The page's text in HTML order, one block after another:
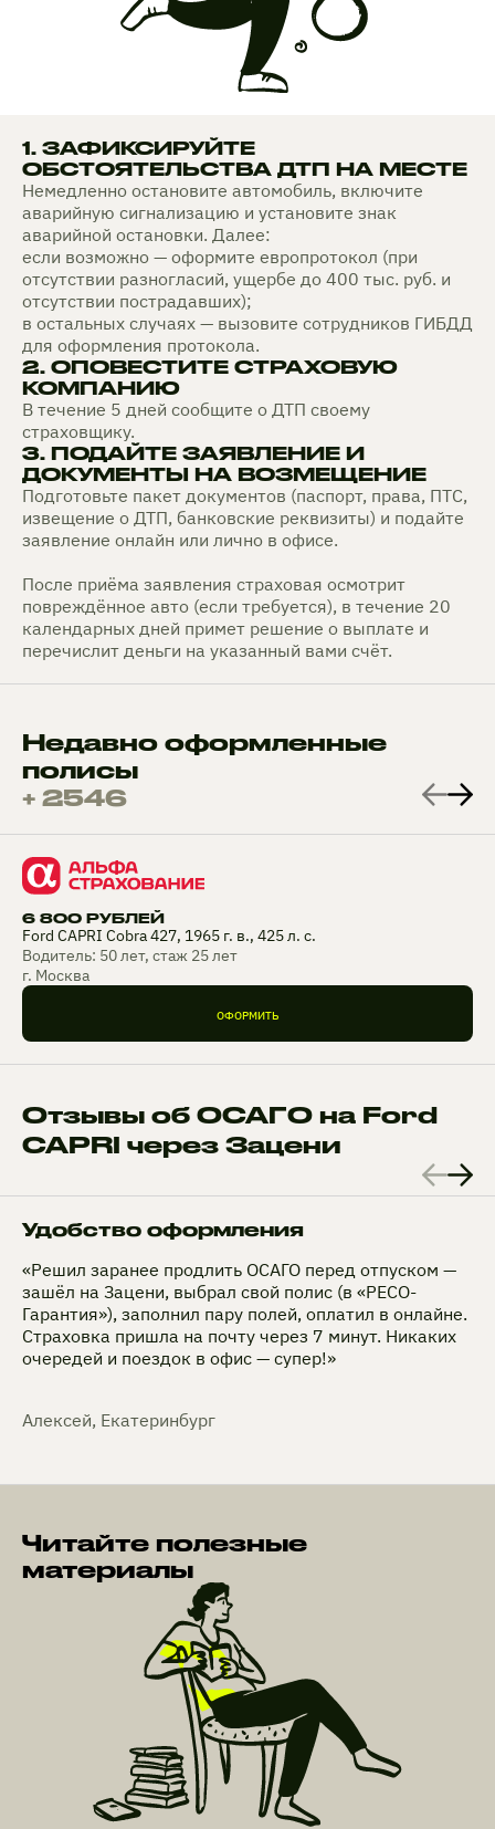
1. ЗАФИКСИРУЙТЕ
ОБСТОЯТЕЛЬСТВА ДТП НА МЕСТЕ
Немедленно остановите автомобиль, включите
аварийную сигнализацию и установите знак
аварийной остановки. Далее:
если возможно — оформите европротокол (при
отсутствии разногласий, ущербе до 400 тыс. руб. и
отсутствии пострадавших);
в остальных случаях — вызовите сотрудников ГИБДД
для оформления протокола.
2. ОПОВЕСТИТЕ СТРАХОВУЮ
КОМПАНИЮ
В течение 5 дней сообщите о ДТП своему
страховщику.
3. ПОДАЙТЕ ЗАЯВЛЕНИЕ И
ДОКУМЕНТЫ НА ВОЗМЕЩЕНИЕ
Подготовьте пакет документов (паспорт, права, ПТС,
извещение о ДТП, банковские реквизиты) и подайте
заявление онлайн или лично в офисе.
После приёма заявления страховая осмотрит
повреждённое авто (если требуется), в течение 20
календарных дней примет решение о выплате и
перечислит деньги на указанный вами счёт.
Недавно оформленные
полисы
+ 2546
6 800 РУБЛЕЙ
Ford CAPRI Cobra 427, 1965 г. в., 425 л. с.
Водитель: 50 лет, стаж 25 лет
г. Москва
ОФОРМИТЬ
Отзывы об ОСАГО на Ford
CAPRI через Зацени
Удобство оформления
«Решил заранее продлить ОСАГО перед отпуском —
зашёл на Зацени, выбрал свой полис (в «РЕСО-
Гарантия»), заполнил пару полей, оплатил в онлайне.
Страховка пришла на почту через 7 минут. Никаких
очередей и поездок в офис — супер!»
Алексей, Екатеринбург
Читайте полезные
материалы